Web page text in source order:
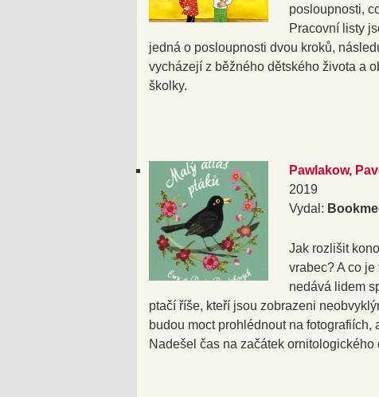
posloupnosti,
Pracovní listy
jedná o posloupnosti dvou kroků,
vycházejí z běžného dětského života a
školky.
Pawlakow,
2019
Vydal:
Jak rozlišit
vrabec? A co
nedává lidem
ptačí říše, kteří jsou zobrazeni
budou moct prohlédnout na
Nadešel čas na začátek ornitologického